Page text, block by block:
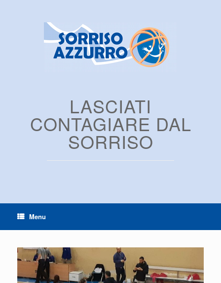
LASCIATI
CONTAGIARE DAL
SORRISO
Menu